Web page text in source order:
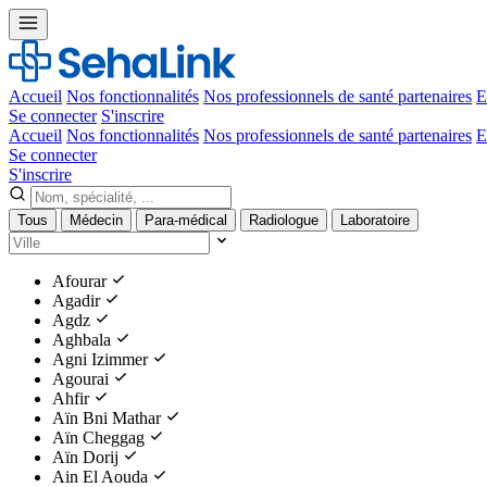
Accueil Nos fonctionnalités Nos professionnels de santé partenaires
Se connecter S'inscrire
Accueil Nos fonctionnalités Nos professionnels de santé partenaires
Se connecter
S'inscrire
Tous Médecin Para-médical Radiologue Laboratoire
Afourar
Agadir
Agdz
Aghbala
Agni Izimmer
Agourai
Ahfir
Aïn Bni Mathar
Aïn Cheggag
Aïn Dorij
Ain El Aouda